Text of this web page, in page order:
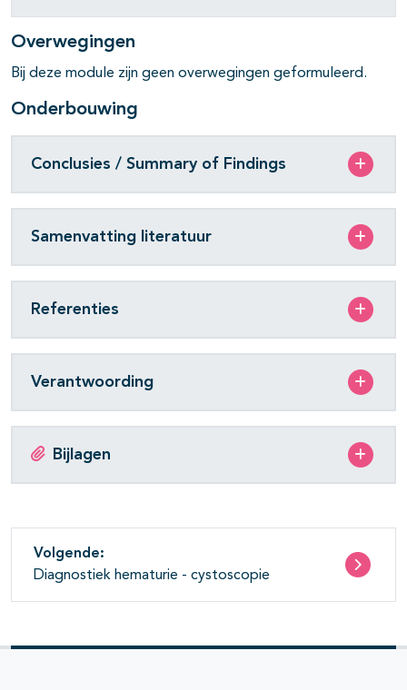
Overwegingen
Bij deze module zijn geen overwegingen geformuleerd.
Onderbouwing
Conclusies / Summary of Findings
Samenvatting literatuur
Referenties
Verantwoording
Bijlagen
Volgende:
Diagnostiek hematurie - cystoscopie